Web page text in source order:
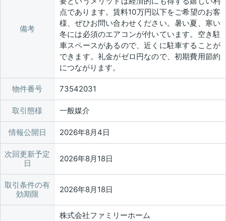
備考
点であります。賃料10万円以下をご希望のお客
様、ぜひお問い合わせください。暑い夏、寒い
冬には必須のエアコンが付いています。空き駐
車スペースがあるので、近くに駐車することが
できます。礼金がゼロ円なので、初期費用節約
につながります。
物件番号 73542031
取引態様 一般媒介
情報公開日 2026年8月4日
次回更新予定
日
2026年8月18日
取引条件の有
効期限
2026年8月18日
株式会社ファミリーホーム